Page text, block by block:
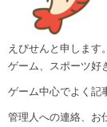
えびせんと申します。
ゲーム、スポーツ好
ゲーム中心でよく記
管理人への連絡、お